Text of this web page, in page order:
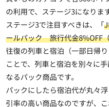
の利用で、ステージ3になります
ステージ3で注目すべきは、「
ールパック 旅行代金8%OFF
往復の列車と宿泊（一部日帰
ことで、列車と宿泊を別々に
なるパック商品です。
パックにしたら宿泊代が丸々
引率の高い商品なのですが、